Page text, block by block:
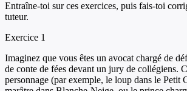
Entraîne-toi sur ces exercices, puis fais-toi
tuteur.
Exercice 1
Imaginez que vous êtes un avocat chargé de
de conte de fées devant un jury de collégiens.
personnage (par exemple, le loup dans le Petit